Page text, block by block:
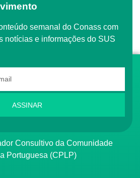
notícias e informações do SUS
ASSINAR
Portuguesa (CPLP)